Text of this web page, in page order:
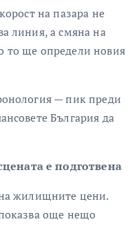
на пазара не
линия, а смяна на
то ще определи новия
— пик преди
България да
е подготвена
на жилищните цени.
още нещо